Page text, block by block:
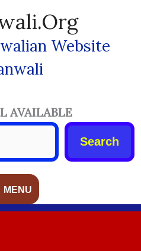
Website
MENU
AVAILABLE
Search